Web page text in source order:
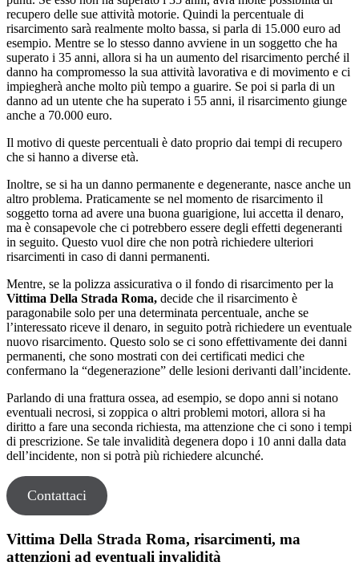
recupero delle sue attività motorie. Quindi la percentuale di
risarcimento sarà realmente molto bassa, si parla di 15.000 euro ad
esempio. Mentre se lo stesso danno avviene in un soggetto che ha
superato i 35 anni, allora si ha un aumento del risarcimento perché il
danno ha compromesso la sua attività lavorativa e di movimento e ci
impiegherà anche molto più tempo a guarire. Se poi si parla di un
danno ad un utente che ha superato i 55 anni, il risarcimento giunge
anche a 70.000 euro.
Il motivo di queste percentuali è dato proprio dai tempi di recupero
che si hanno a diverse età.
Inoltre, se si ha un danno permanente e degenerante, nasce anche un
altro problema. Praticamente se nel momento de risarcimento il
soggetto torna ad avere una buona guarigione, lui accetta il denaro,
ma è consapevole che ci potrebbero essere degli effetti degeneranti
in seguito. Questo vuol dire che non potrà richiedere ulteriori
risarcimenti in caso di danni permanenti.
Mentre, se la polizza assicurativa o il fondo di risarcimento per la
Vittima Della Strada Roma, decide che il risarcimento è
paragonabile solo per una determinata percentuale, anche se
l’interessato riceve il denaro, in seguito potrà richiedere un eventuale
nuovo risarcimento. Questo solo se ci sono effettivamente dei danni
permanenti, che sono mostrati con dei certificati medici che
confermano la “degenerazione” delle lesioni derivanti dall’incidente.
Parlando di una frattura ossea, ad esempio, se dopo anni si notano
eventuali necrosi, si zoppica o altri problemi motori, allora si ha
diritto a fare una seconda richiesta, ma attenzione che ci sono i tempi
di prescrizione. Se tale invalidità degenera dopo i 10 anni dalla data
dell’incidente, non si potrà più richiedere alcunché.
Contattaci
Vittima Della Strada Roma, risarcimenti, ma
attenzioni ad eventuali invalidità